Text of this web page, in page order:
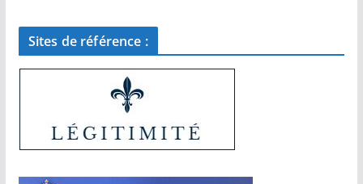
Sites de référence :